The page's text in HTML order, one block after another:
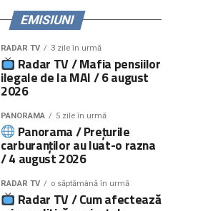
EMISIUNI
RADAR TV 3 zile în urmă
Radar TV / Mafia pensiilor
ilegale de la MAI / 6 august
2026
PANORAMA 5 zile în urmă
Panorama / Prețurile
carburanților au luat-o razna
/ 4 august 2026
RADAR TV o săptămână în urmă
Radar TV / Cum afectează